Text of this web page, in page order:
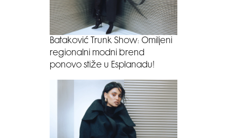
Bataković Trunk Show: Omiljeni
regionalni modni brend
ponovo stiže u Esplanadu!